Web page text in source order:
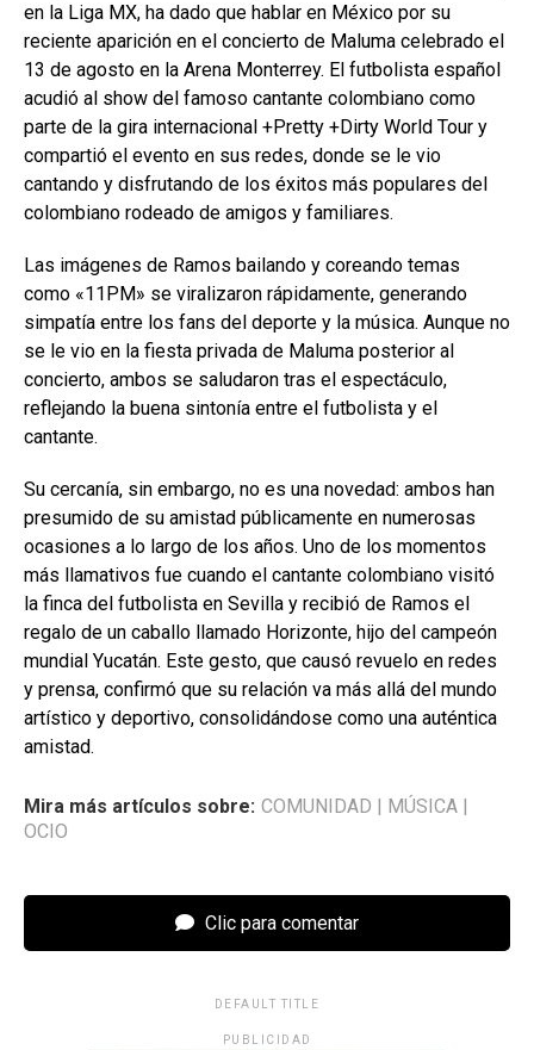
en la Liga MX, ha dado que hablar en México por su
reciente aparición en el concierto de Maluma celebrado el
13 de agosto en la Arena Monterrey. El futbolista español
acudió al show del famoso cantante colombiano como
parte de la gira internacional +Pretty +Dirty World Tour y
compartió el evento en sus redes, donde se le vio
cantando y disfrutando de los éxitos más populares del
colombiano rodeado de amigos y familiares.
Las imágenes de Ramos bailando y coreando temas
como «11PM» se viralizaron rápidamente, generando
simpatía entre los fans del deporte y la música. Aunque no
se le vio en la fiesta privada de Maluma posterior al
concierto, ambos se saludaron tras el espectáculo,
reflejando la buena sintonía entre el futbolista y el
cantante.
Su cercanía, sin embargo, no es una novedad: ambos han
presumido de su amistad públicamente en numerosas
ocasiones a lo largo de los años. Uno de los momentos
más llamativos fue cuando el cantante colombiano visitó
la finca del futbolista en Sevilla y recibió de Ramos el
regalo de un caballo llamado Horizonte, hijo del campeón
mundial Yucatán. Este gesto, que causó revuelo en redes
y prensa, confirmó que su relación va más allá del mundo
artístico y deportivo, consolidándose como una auténtica
amistad.
Mira más artículos sobre: COMUNIDAD MÚSICA
OCIO
Clic para comentar
DEFAULT TITLE
PUBLICIDAD